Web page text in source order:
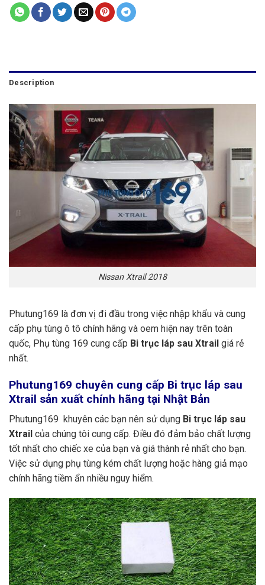
Description
Nissan Xtrail 2018
Phutung169 là đơn vị đi đầu trong việc nhập khẩu và cung
cấp phụ tùng ô tô chính hãng và oem hiện nay trên toàn
quốc, Phụ tùng 169 cung cấp Bi trục láp sau Xtrail giá rẻ
nhất.
Phutung169 chuyên cung cấp Bi trục láp sau
Xtrail sản xuất chính hãng tại Nhật Bản
Phutung169 khuyên các bạn nên sử dụng Bi trục láp sau
Xtrail của chúng tôi cung cấp. Điều đó đảm bảo chất lượng
tốt nhất cho chiếc xe của bạn và giá thành rẻ nhất cho bạn.
Việc sử dụng phụ tùng kém chất lượng hoặc hàng giả mạo
chính hãng tiềm ẩn nhiều nguy hiểm.